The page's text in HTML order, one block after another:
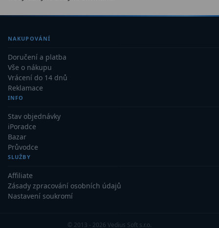
NAKUPOVÁNÍ
Doručení a platba
Vše o nákupu
Vrácení do 14 dnů
Reklamace
INFO
Stav objednávky
iPoradce
Bazar
Průvodce
SLUŽBY
Affiliate
Zásady zpracování osobních údajů
Nastavení soukromí
© 2013 - 2026 Vedius Soft s.r.o.